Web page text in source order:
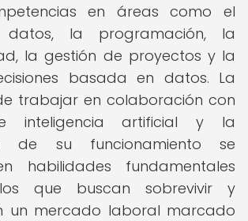
en áreas como el
datos, la programación, la
la gestión de proyectos y la
basada en datos. La
trabajar en colaboración con
inteligencia artificial y la
de su funcionamiento se
habilidades fundamentales
que buscan sobrevivir y
un mercado laboral marcado